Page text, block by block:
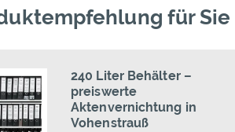
für Sie
240 Liter Behälter –
preiswerte
Aktenvernichtung in
Vohenstrauß